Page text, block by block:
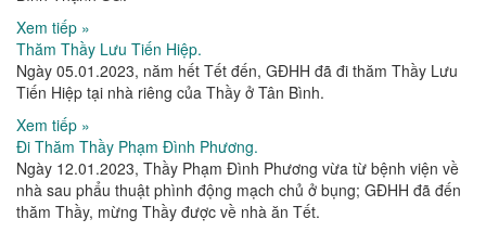
Xem tiếp »
Thăm Thầy Lưu Tiến Hiệp.
Ngày 05.01.2023, năm hết Tết đến, GĐHH đã đi thăm Thầy Lưu
Tiến Hiệp tại nhà riêng của Thầy ở Tân Bình.
Xem tiếp »
Đi Thăm Thầy Phạm Đình Phương.
Ngày 12.01.2023, Thầy Phạm Đình Phương vừa từ bệnh viện về
nhà sau phẩu thuật phình động mạch chủ ở bụng; GĐHH đã đến
thăm Thầy, mừng Thầy được về nhà ăn Tết.